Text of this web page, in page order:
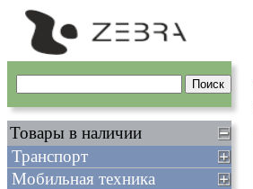
Товары в наличии
Транспорт
Мобильная техника